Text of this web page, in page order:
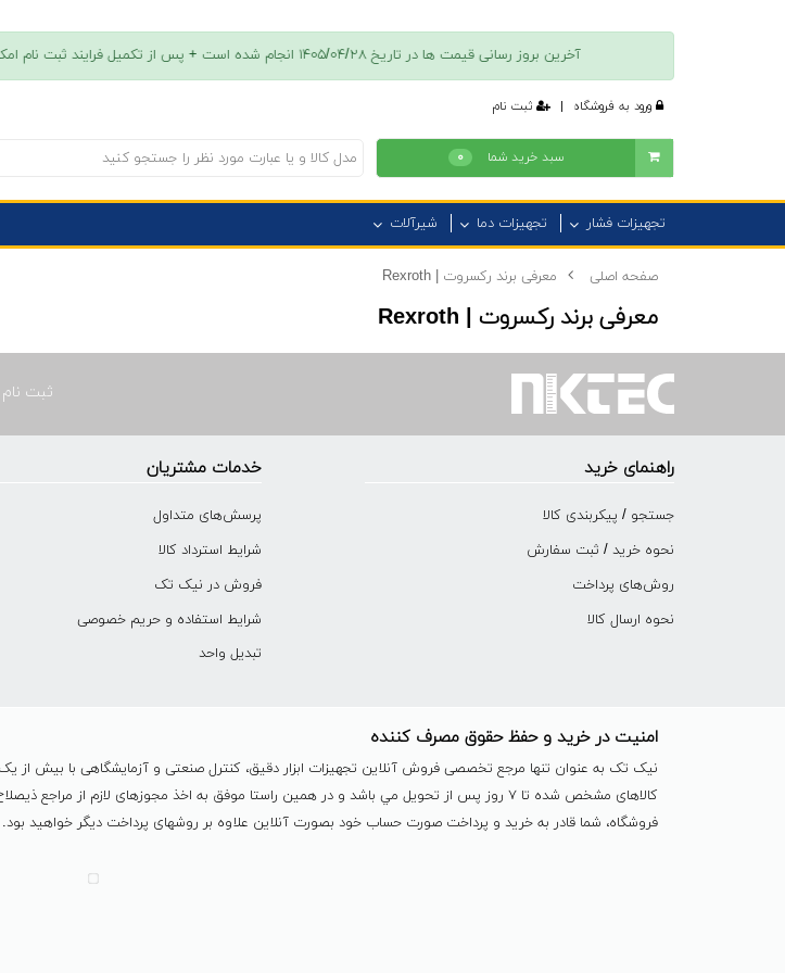
آخرین بروز رسانی قیمت ها در تاريخ ۱۴۰۵/۰۴/۲۸ انجام شده است + پس از تکمیل فرایند ثبت نام امکان دسترسی به فهرست موجودی کالا، قیمت و تخفیفات فروش امکان پذیر است + جهت كسب اطلاعات بيشتر با همراه ٠٩٠١١٠١٣٧٣٦ تماس بگیرید.
ورود به فروشگاه | ثبت نام
سبد خرید شما ۰
تجهیزات فشار تجهیزات دما شیرآلات
صفحه اصلی معرفی برند رکسروت | Rexroth
معرفی برند رکسروت | Rexroth
ثبت نام
راهنمای خرید
جستجو / پیکربندی کالا
نحوه خرید / ثبت سفارش
روش‌های پرداخت
نحوه ارسال کالا
خدمات مشتریان
پرسش‌های متداول
شرایط استرداد کالا
فروش در نیک تک
شرایط استفاده و حریم خصوصی
تبدیل واحد
امنیت در خرید و حفظ حقوق مصرف کننده
نیک تک به عنوان تنها مرجع تخصصی فروش آنلاین تجهیزات ابزار دقیق، کنترل صنعتی و آزمایشگاهی با بیش از
کالاهای مشخص شده تا ٧ روز پس از تحویل مي باشد و در همين راستا موفق به اخذ مجوزهای لازم
فروشگاه، شما قادر به خرید و پرداخت صورت حساب خود بصورت آنلاین علاوه بر روشهای پرداخت دیگر خواهید بود.